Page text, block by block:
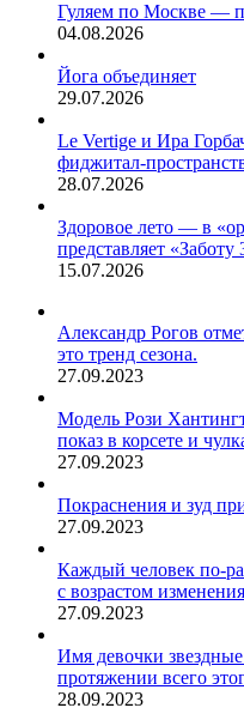
издания
Page
Гуляем по Москве —
04.08.2026
Йога объединяет
29.07.2026
Le Vertige и Ира
фиджитал-
28.07.2026
Здоровое лето — в
представляет «Заботу
15.07.2026
Александр Рогов
это тренд сезона.
27.09.2023
Модель Рози
показ в корсете и
27.09.2023
Покраснения и зуд
27.09.2023
Каждый человек по-
с возрастом
27.09.2023
Имя девочки
протяжении всего
28.09.2023